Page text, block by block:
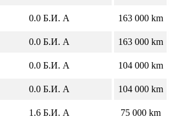
0.0 Б.И. А 163 000 km
0.0 Б.И. А 163 000 km
0.0 Б.И. А 104 000 km
0.0 Б.И. А 104 000 km
1.6 Б.И. А 75 000 km